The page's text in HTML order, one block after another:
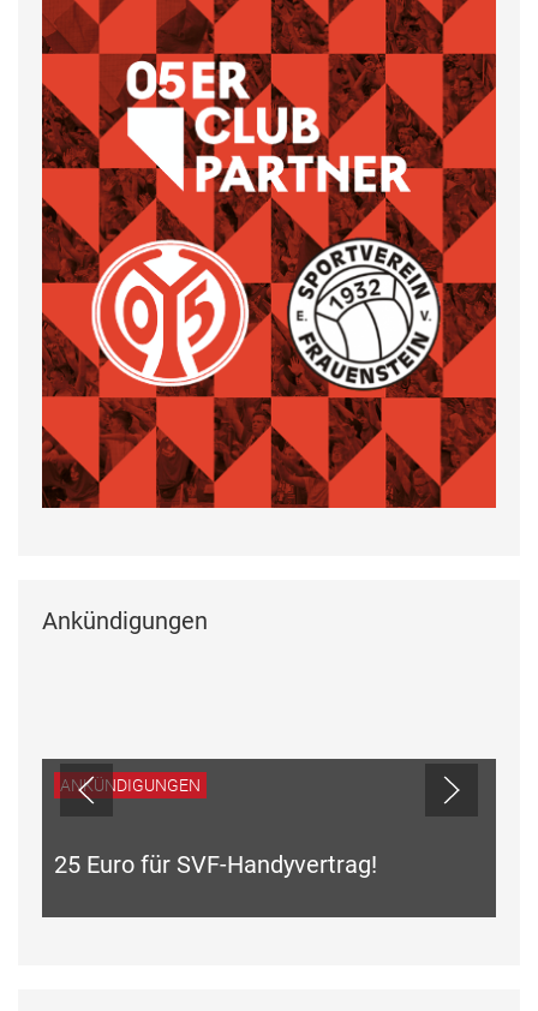
Ankündigungen
ANKÜNDIGUNGEN
25 Euro für SVF-Handyvertrag!